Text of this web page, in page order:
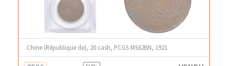
Chine (République de), 20 cash, PCGS MS62BN, 1921